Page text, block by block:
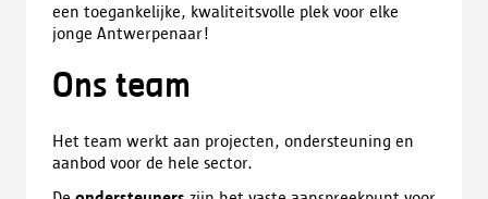
een toegankelijke, kwaliteitsvolle plek voor elke
jonge Antwerpenaar!
Ons team
Het team werkt aan projecten, ondersteuning en
aanbod voor de hele sector.